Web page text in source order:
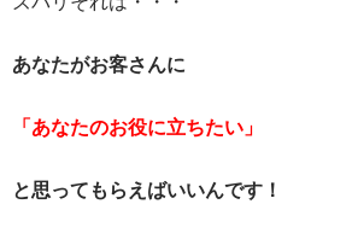
あなたがお客さんに
「あなたのお役に立ちたい」
と思ってもらえばいいんです！